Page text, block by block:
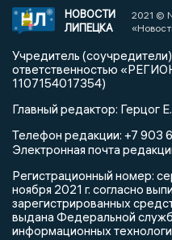
НОВОСТИ
ЛИПЕЦКА
2021 ©
Учредитель
ответственностью
1107154017354)
Главный редактор: Герцог
Телефон редакции: +7 903
Электронная почта
Регистрационный номер:
ноября 2021 г. согласно
зарегистрированных
выдана Федеральной
информационных